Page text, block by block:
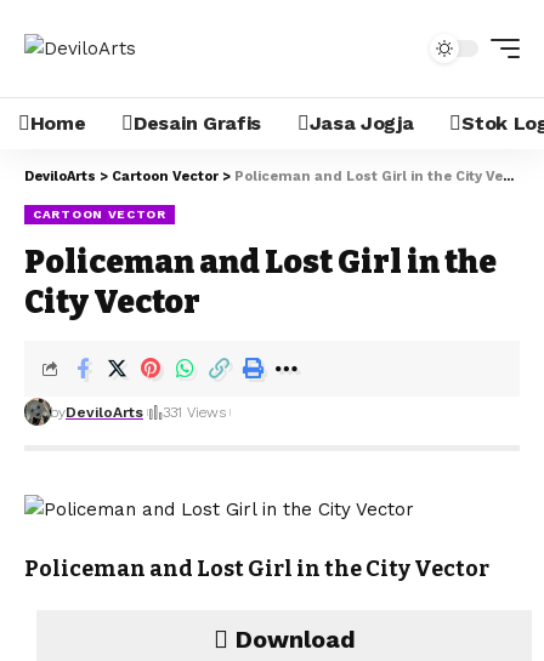
Home Desain Grafis Jasa Jogja Stok
DeviloArts > Cartoon Vector > Policeman and Lost Girl in the City Vector
CARTOON VECTOR
Policeman and Lost Girl in the
City Vector
byDeviloArts 331 Views
Policeman and Lost Girl in the City Vector
Download